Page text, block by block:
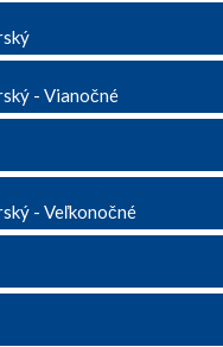
- Vianočné
- Veľkonočné